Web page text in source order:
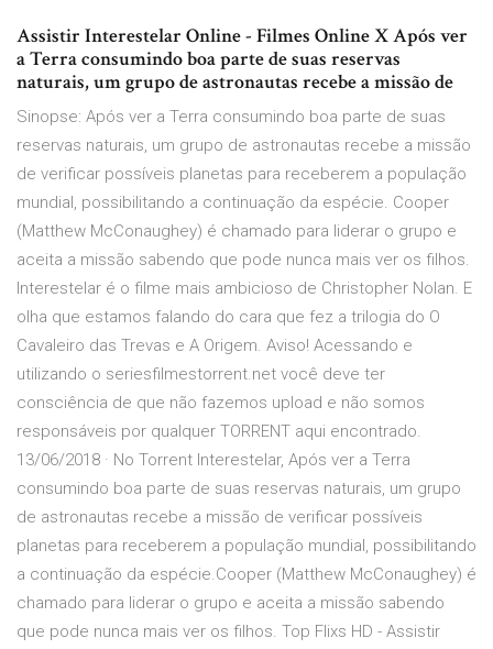
Assistir Interestelar Online - Filmes Online X Após ver
a Terra consumindo boa parte de suas reservas
naturais, um grupo de astronautas recebe a missão de
Sinopse: Após ver a Terra consumindo boa parte de suas
reservas naturais, um grupo de astronautas recebe a missão
de verificar possíveis planetas para receberem a população
mundial, possibilitando a continuação da espécie. Cooper
(Matthew McConaughey) é chamado para liderar o grupo e
aceita a missão sabendo que pode nunca mais ver os filhos.
Interestelar é o filme mais ambicioso de Christopher Nolan. E
olha que estamos falando do cara que fez a trilogia do O
Cavaleiro das Trevas e A Origem. Aviso! Acessando e
utilizando o seriesfilmestorrent.net você deve ter
consciência de que não fazemos upload e não somos
responsáveis por qualquer TORRENT aqui encontrado.
13/06/2018 · No Torrent Interestelar, Após ver a Terra
consumindo boa parte de suas reservas naturais, um grupo
de astronautas recebe a missão de verificar possíveis
planetas para receberem a população mundial, possibilitando
a continuação da espécie.Cooper (Matthew McConaughey) é
chamado para liderar o grupo e aceita a missão sabendo
que pode nunca mais ver os filhos. Top Flixs HD - Assistir